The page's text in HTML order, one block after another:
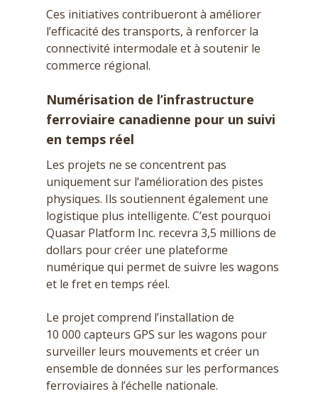
Ces initiatives contribueront à améliorer
l’efficacité des transports, à renforcer la
connectivité intermodale et à soutenir le
commerce régional.
Numérisation de l’infrastructure
ferroviaire canadienne pour un suivi
en temps réel
Les projets ne se concentrent pas
uniquement sur l’amélioration des pistes
physiques. Ils soutiennent également une
logistique plus intelligente. C’est pourquoi
Quasar Platform Inc. recevra 3,5 millions de
dollars pour créer une plateforme
numérique qui permet de suivre les wagons
et le fret en temps réel.
Le projet comprend l’installation de
10 000 capteurs GPS sur les wagons pour
surveiller leurs mouvements et créer un
ensemble de données sur les performances
ferroviaires à l’échelle nationale.